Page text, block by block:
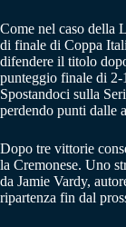
Come nel caso della
di finale di Coppa
difendere il titolo
punteggio finale di 2-
Spostandoci sulla
perdendo punti dalle
Dopo tre vittorie
la Cremonese. Uno
da Jamie Vardy,
ripartenza fin dal